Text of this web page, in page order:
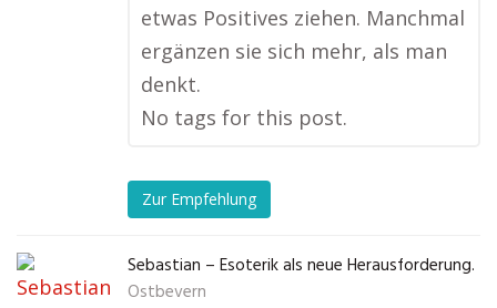
etwas Positives ziehen. Manchmal
ergänzen sie sich mehr, als man
denkt.
No tags for this post.
Zur Empfehlung
Sebastian – Esoterik als neue Herausforderung.
Ostbevern